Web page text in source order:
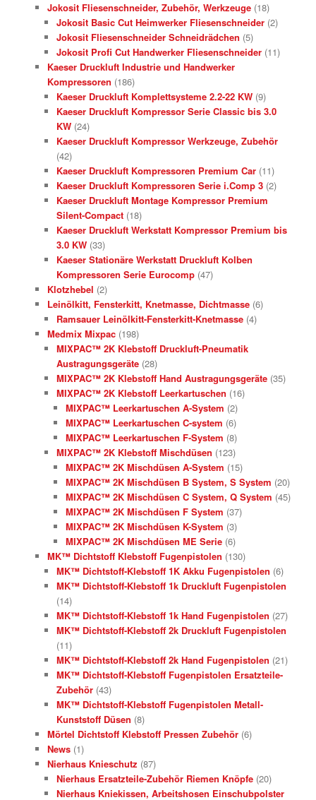
Jokosit Fliesenschneider, Zubehör, Werkzeuge (18)
Jokosit Basic Cut Heimwerker Fliesenschneider (2)
Jokosit Fliesenschneider Schneidrädchen (5)
Jokosit Profi Cut Handwerker Fliesenschneider (11)
Kaeser Druckluft Industrie und Handwerker
Kompressoren (186)
Kaeser Druckluft Komplettsysteme 2.2-22 KW (9)
Kaeser Druckluft Kompressor Serie Classic bis 3.0
KW (24)
Kaeser Druckluft Kompressor Werkzeuge, Zubehör
(42)
Kaeser Druckluft Kompressoren Premium Car (11)
Kaeser Druckluft Kompressoren Serie i.Comp 3 (2)
Kaeser Druckluft Montage Kompressor Premium
Silent-Compact (18)
Kaeser Druckluft Werkstatt Kompressor Premium bis
3.0 KW (33)
Kaeser Stationäre Werkstatt Druckluft Kolben
Kompressoren Serie Eurocomp (47)
Klotzhebel (2)
Leinölkitt, Fensterkitt, Knetmasse, Dichtmasse (6)
Ramsauer Leinölkitt-Fensterkitt-Knetmasse (4)
Medmix Mixpac (198)
MIXPAC™ 2K Klebstoff Druckluft-Pneumatik
Austragungsgeräte (28)
MIXPAC™ 2K Klebstoff Hand Austragungsgeräte (35)
MIXPAC™ 2K Klebstoff Leerkartuschen (16)
MIXPAC™ Leerkartuschen A-System (2)
MIXPAC™ Leerkartuschen C-system (6)
MIXPAC™ Leerkartuschen F-System (8)
MIXPAC™ 2K Klebstoff Mischdüsen (123)
MIXPAC™ 2K Mischdüsen A-System (15)
MIXPAC™ 2K Mischdüsen B System, S System (20)
MIXPAC™ 2K Mischdüsen C System, Q System (45)
MIXPAC™ 2K Mischdüsen F System (37)
MIXPAC™ 2K Mischdüsen K-System (3)
MIXPAC™ 2K Mischdüsen ME Serie (6)
MK™ Dichtstoff Klebstoff Fugenpistolen (130)
MK™ Dichtstoff-Klebstoff 1K Akku Fugenpistolen (6)
MK™ Dichtstoff-Klebstoff 1k Druckluft Fugenpistolen
(14)
MK™ Dichtstoff-Klebstoff 1k Hand Fugenpistolen (27)
MK™ Dichtstoff-Klebstoff 2k Druckluft Fugenpistolen
(11)
MK™ Dichtstoff-Klebstoff 2k Hand Fugenpistolen (21)
MK™ Dichtstoff-Klebstoff Fugenpistolen Ersatzteile-
Zubehör (43)
MK™ Dichtstoff-Klebstoff Fugenpistolen Metall-
Kunststoff Düsen (8)
Mörtel Dichtstoff Klebstoff Pressen Zubehör (6)
News (1)
Nierhaus Knieschutz (87)
Nierhaus Ersatzteile-Zubehör Riemen Knöpfe (20)
Nierhaus Kniekissen, Arbeitshosen Einschubpolster